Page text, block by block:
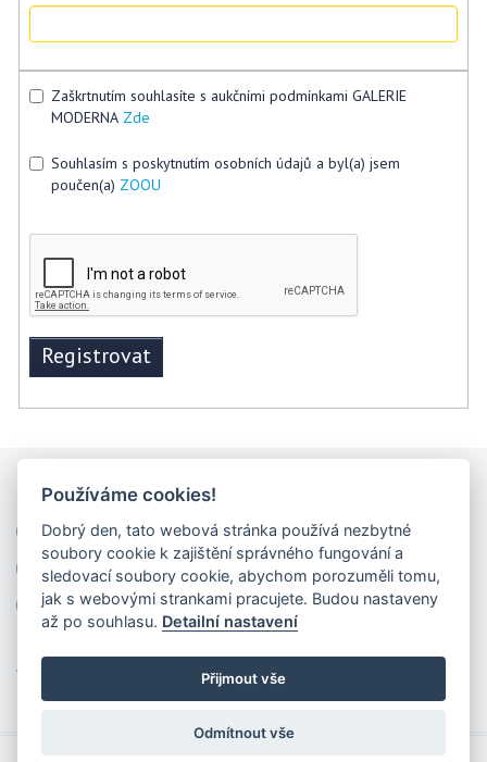
Zaškrtnutím souhlasíte s aukčními podmínkami GALERIE
MODERNA Zde
Souhlasím s poskytnutím osobních údajů a byl(a) jsem
poučen(a) ZOOU
+420 222 520 252, +420 736 768 040
mail@galeriemoderna.cz Facebook
www.galeriemoderna.cz
Aukční řád
Používáme cookies!
Dobrý den, tato webová stránka používá nezbytné
soubory cookie k zajištění správného fungování a
sledovací soubory cookie, abychom porozuměli tomu,
jak s webovými strankami pracujete. Budou nastaveny
až po souhlasu. Detailní nastavení
Přijmout vše
Odmítnout vše